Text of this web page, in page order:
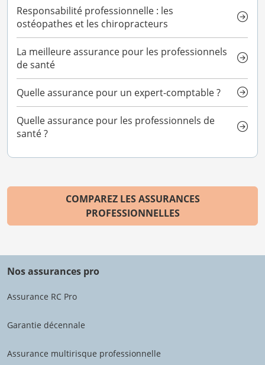
Responsabilité professionnelle : les
ostéopathes et les chiropracteurs
La meilleure assurance pour les professionnels
de santé
Quelle assurance pour un expert-comptable ?
Quelle assurance pour les professionnels de
santé ?
COMPAREZ LES ASSURANCES
PROFESSIONNELLES
Nos assurances pro
Assurance RC Pro
Garantie décennale
Assurance multirisque professionnelle